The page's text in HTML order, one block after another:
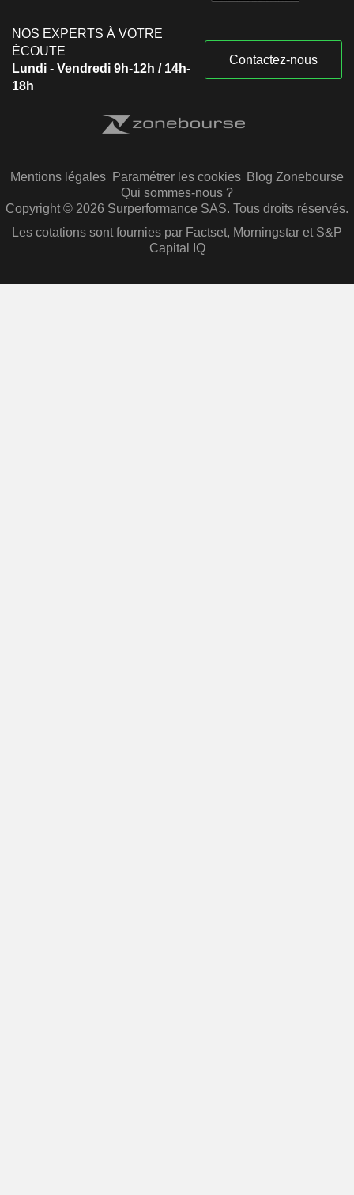
NOS EXPERTS À VOTRE
ÉCOUTE
Lundi - Vendredi 9h-12h / 14h-
18h
Contactez-nous
Mentions légales Paramétrer les cookies Blog Zonebourse
Qui sommes-nous ?
Copyright © 2026 Surperformance SAS. Tous droits réservés.
Les cotations sont fournies par Factset, Morningstar et S&P
Capital IQ